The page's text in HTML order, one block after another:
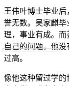
王伟叶博士毕业
誉无数。吴家麒
理，事业有成。
自己的问题，他
过高。
像他这种留过学的